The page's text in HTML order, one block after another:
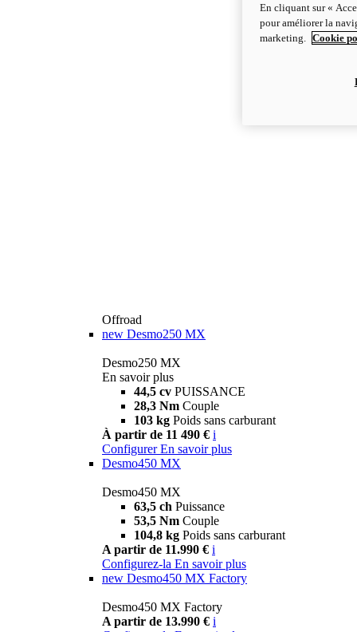
Offroad
new Desmo250 MX
Desmo250 MX
En savoir plus
44,5 cv PUISSANCE
28,3 Nm Couple
103 kg Poids sans carburant
À partir de 11 490 € i
Configurer En savoir plus
Desmo450 MX
Desmo450 MX
63,5 ch Puissance
53,5 Nm Couple
104,8 kg Poids sans carburant
A partir de 11.990 € i
Configurez-la En savoir plus
new Desmo450 MX Factory
Desmo450 MX Factory
A partir de 13.990 € i
En cliquant sur «
pour améliorer la
marketing.
Cookie